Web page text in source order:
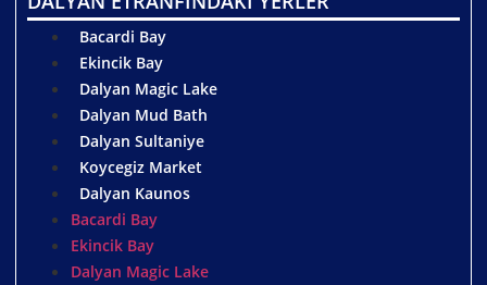
Bacardi Bay
Ekincik Bay
Dalyan Magic Lake
Dalyan Mud Bath
Dalyan Sultaniye
Koycegiz Market
Dalyan Kaunos
Bacardi Bay
Ekincik Bay
Dalyan Magic Lake